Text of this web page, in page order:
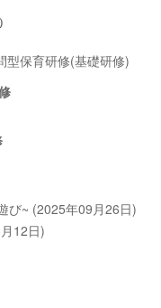
型保育研修(基礎研修)
び~ (2025年09月26日)
12日)